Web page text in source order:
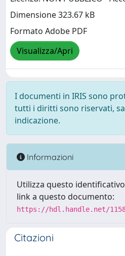
Dimensione 323.67 kB
Formato Adobe PDF
Visualizza/Apri
I documenti in IRIS sono
tutti i diritti sono riservati,
indicazione.
Informazioni
Utilizza questo
link a questo documento:
https://hdl.handle.net/
Citazioni